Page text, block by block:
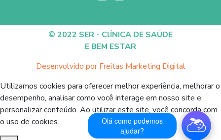
© 2022 SER - ClÍNICA DE SAÚDE
E BEM ESTAR
Desenvolvido por Freitas Marketing Digital
Utilizamos cookies para oferecer melhor experiência, melhorar o
desempenho, analisar como você interage em nosso site e
personalizar conteúdo. Ao utilizar este site, você concorda com
o uso de cookies.
Olá como podemos
ajudar?